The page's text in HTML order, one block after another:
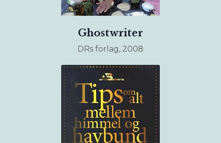
Ghostwriter
DRs forlag, 2008